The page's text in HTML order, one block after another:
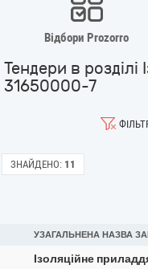
Відбори Prozorro
Тендери в розділі
31650000-7
ЗНАЙДЕНО: 11
УЗАГАЛЬНЕНА НАЗВА
Ізоляційне